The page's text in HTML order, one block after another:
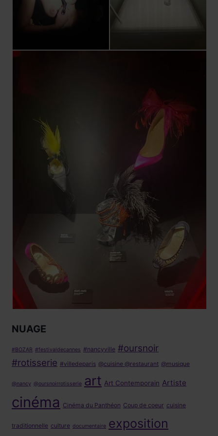
NUAGE
#BOZAR #festivaldecannes #nancyville #oursnoir
#rotisserie #villedeparis @cuisine @restaurant @musique
@nancy @oursnoirrotisserie art Art Contemporain Artiste
cinéma Cinéma du Panthéon Coup de coeur cuisine
traditionnelle culture documentaire exposition